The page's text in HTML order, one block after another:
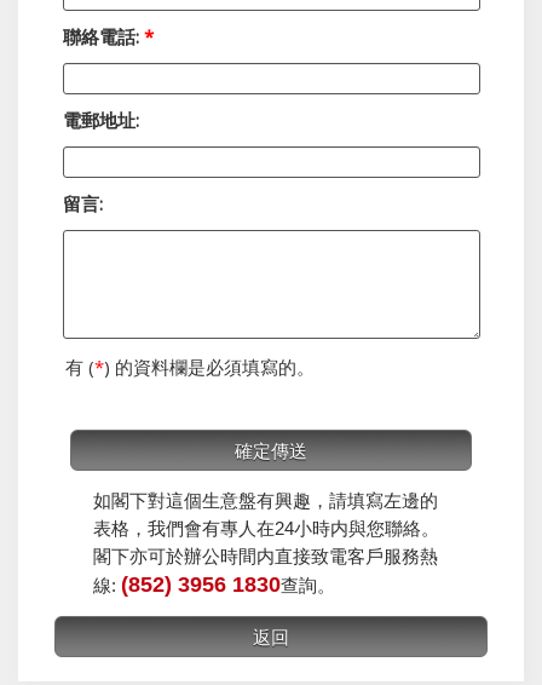
聯絡電話: *
電郵地址:
留言:
有 (*) 的資料欄是必須填寫的。
如閣下對這個生意盤有興趣，請填寫左邊的
表格，我們會有專人在24小時内與您聯絡。
閣下亦可於辦公時間内直接致電客戶服務熱
線: (852) 3956 1830查詢。